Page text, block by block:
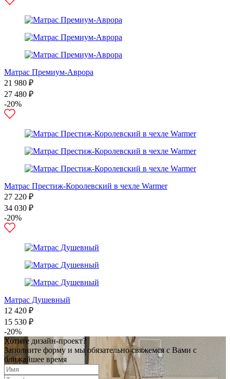
Матрас Премиум-Аврора
21 980 ₽
27 480 ₽
-20%
Матрас Престиж-Королевский в чехле Warmer
27 220 ₽
34 030 ₽
-20%
Матрас Душевный
12 420 ₽
15 530 ₽
-20%
Хотите дизайн-проект?
Заполните форму и мы обязательно свяжемся с Вами с
ближайшее время